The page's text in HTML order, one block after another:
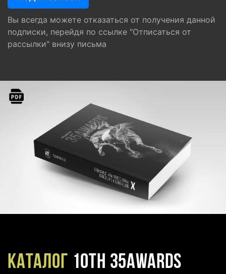
Вы всегда можете отказаться от получения данной
подписки, перейдя по ссылке "Отписаться от
рассылки" внизу письма
Каталог 10TH 35AWARDS